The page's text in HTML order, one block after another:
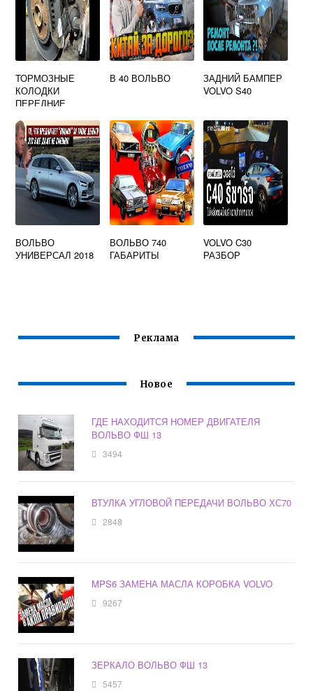
ТОРМОЗНЫЕ
КОЛОДКИ
ПЕРЕДНИЕ
В 40 ВОЛЬВО
ЗАДНИЙ БАМПЕР
VOLVO S40
ВОЛЬВО
УНИВЕРСАЛ 2018
ВОЛЬВО 740
ГАБАРИТЫ
VOLVO C30
РАЗБОР
Реклама
Новое
ГДЕ НАХОДИТСЯ НОМЕР ДВИГАТЕЛЯ
ВОЛЬВО ФШ 13
3494
ВТУЛКА УГЛОВОЙ ПЕРЕДАЧИ ВОЛЬВО ХС70
2848
MPS6 ЗАМЕНА МАСЛА КОРОБКА VOLVO
9267
ЗЕРКАЛО ВОЛЬВО ФШ 13
5457